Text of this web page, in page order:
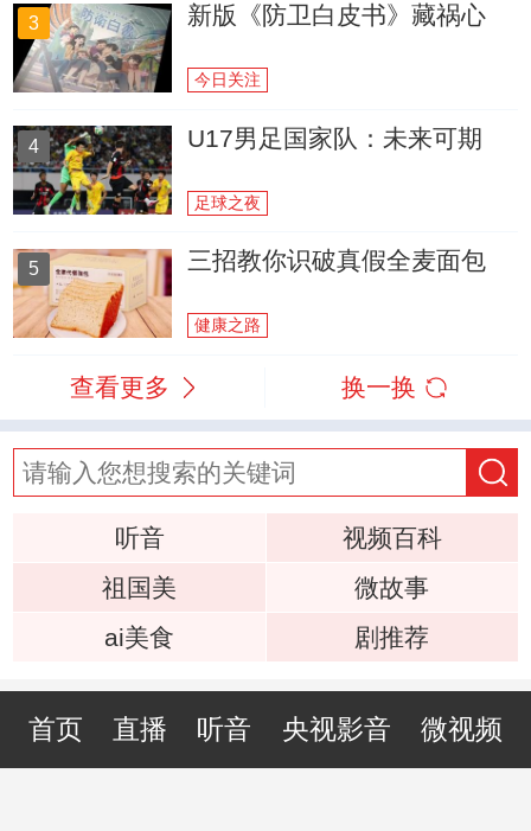
3 新版《防卫白皮书》藏祸心
今日关注
4 U17男足国家队：未来可期
足球之夜
5 三招教你识破真假全麦面包
健康之路
查看更多 换一换
听音
视频百科
祖国美
微故事
ai美食
剧推荐
首页 直播 听音 央视影音 微视频